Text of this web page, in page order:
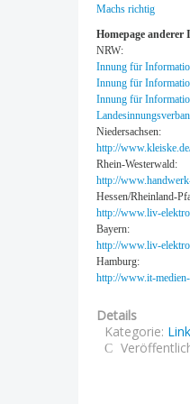
Machs richtig
Homepage
NRW:
Innung für
Innung für
Innung für
Niedersachsen:
http://
Rhein-Westerwald:
http://
Hessen/Rheinland-
http://www.liv-
Bayern:
http://www.liv-
Hamburg:
http://www.it-
Details
Kategorie: